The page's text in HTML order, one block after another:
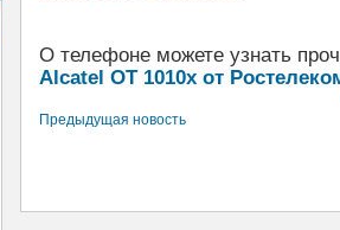
О телефоне можете узнать
Alcatel OT 1010x от
Предыдущая новость